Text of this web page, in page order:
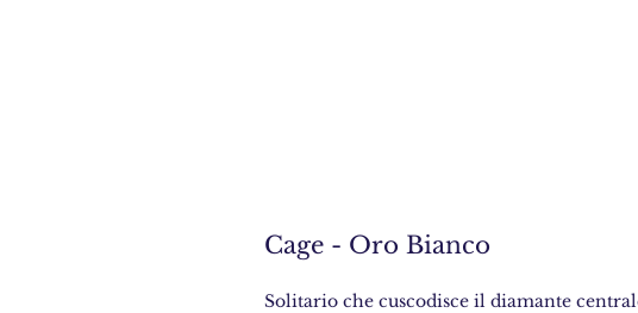
Cage - Oro Bianco
Solitario che cuscodisce il diamante